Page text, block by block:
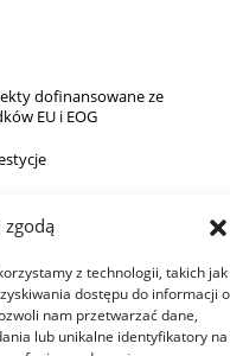
zgodą
z technologii, takich jak
dostępu do informacji o
nam przetwarzać dane,
lub unikalne identyfikatory na
dofinansowane ze
EU i EOG
publiczne
dostępności